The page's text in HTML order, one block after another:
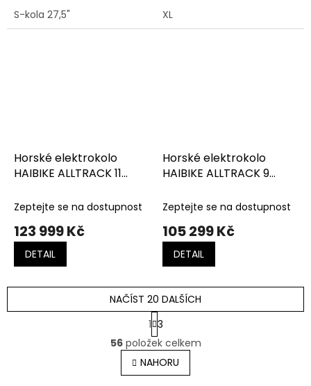
S-kola 27,5" XL
Horské elektrokolo
HAIBIKE ALLTRACK 11
Zeptejte se na dostupnost
123 999 Kč
DETAIL
Horské elektrokolo
HAIBIKE ALLTRACK 9
Silver/Black
Zeptejte se na dostupnost
105 299 Kč
DETAIL
O
v
l
á
NAČÍST 20 DALŠÍCH
S
t
r
á
n
k
1 3
56položek celkem
NAHORU